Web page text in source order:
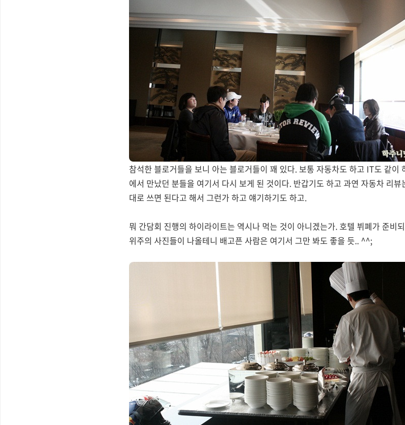
참석한 블로거들을 보니 아는 블로거들이 꽤 있다. 보통 자동차도 하고 IT도 같
에서 만났던 분들을 여기서 다시 보게 된 것이다. 반갑기도 하고 과연 자동차 리
대로 쓰면 된다고 해서 그런가 하고 얘기하기도 하고.
뭐 간담회 진행의 하이라이트는 역시나 먹는 것이 아니겠는가. 호텔 뷔폐가 준비
위주의 사진들이 나올테니 배고픈 사람은 여기서 그만 봐도 좋을 듯.. ^^;